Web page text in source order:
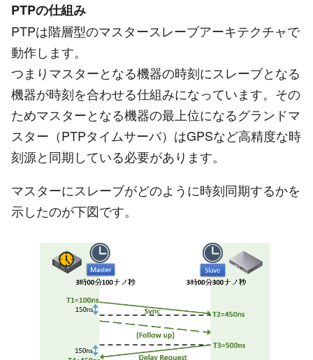
PTPの仕組み
PTPは階層型のマスタースレーブアーキテクチャで
動作します。
つまりマスターとなる機器の時刻にスレーブとなる
機器が時刻を合わせる仕組みになっています。その
ためマスターとなる機器の最上位になるグランドマ
スター（PTPタイムサーバ）はGPSなど高精度な時
刻源と同期している必要があります。
マスターにスレーブがどのように時刻同期するかを
示したのが下図です。